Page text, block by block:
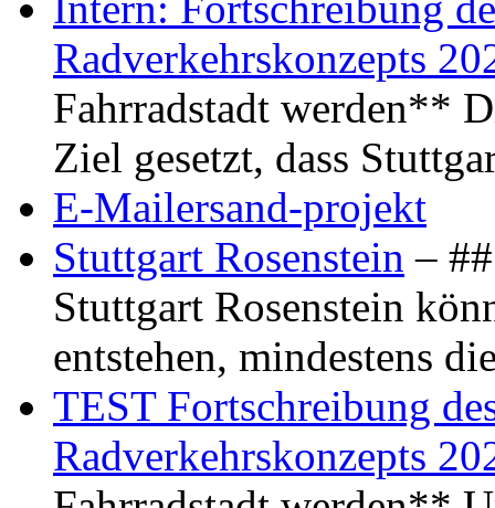
Radverkehrskonzepts
Fahrradstadt werden**
Ziel gesetzt, dass
E-Mailersand-projekt
Stuttgart Rosenstein –
Stuttgart Rosenstein
entstehen, mindestens
TEST Fortschreibung
Radverkehrskonzepts